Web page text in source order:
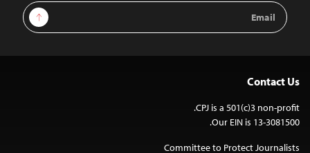
Email
Address
Sign Up
Contact Us
CPJ is a 501(c)3 non-profit.
Our EIN is 13-3081500.
Committee to Protect Journalists